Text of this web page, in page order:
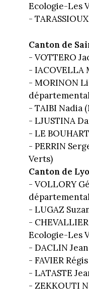
Ecologie-Les
-
Canton de
- VOTTERO
- IACOVELLA
- MORINON
- TAIBI Nadia
- LJUSTINA
- LE
- PERRIN
Verts)
Canton de
- VOLLORY
- LUGAZ
-
Ecologie-Les
- DACLIN
- FAVIER
- LATASTE
- ZEKKOUTI